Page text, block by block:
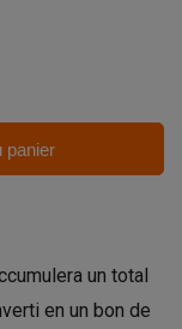
panier
un total
en un bon de